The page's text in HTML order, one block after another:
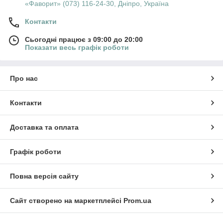
«Фаворит» (073) 116-24-30, Дніпро, Україна
Контакти
Сьогодні працює з 09:00 до 20:00
Показати весь графік роботи
Про нас
Контакти
Доставка та оплата
Графік роботи
Повна версія сайту
Сайт створено на маркетплейсі Prom.ua